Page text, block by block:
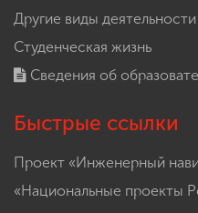
Другие виды деятельности
Студенческая жизнь
Сведения об
Быстрые ссылки
Проект «Инженерный
«Национальные проекты